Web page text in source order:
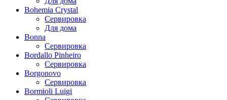
Bohemia Crystal
Сервировка
Для дома
Bonna
Сервировка
Bordallo Pinheiro
Сервировка
Borgonovo
Сервировка
Bormioli Luigi